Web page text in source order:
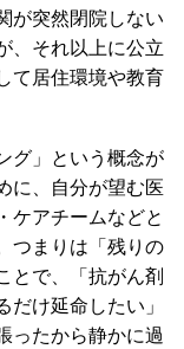
が突然閉院しない
、それ以上に公立
て居住環境や教育
グ」という概念が
に、自分が望む医
ケアチームなどと
つまりは「残りの
とで、「抗がん剤
だけ延命したい」
ったから静かに過